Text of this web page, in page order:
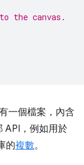
the canvas.
一個檔案，內含
API，例如用於
的複數。